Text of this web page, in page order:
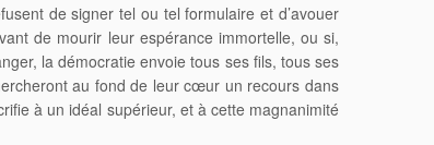
de signer tel ou tel formulaire et d’avouer
de mourir leur espérance immortelle, ou si,
la démocratie envoie tous ses fils, tous ses
au fond de leur cœur un recours dans
à un idéal supérieur, et à cette magnanimité